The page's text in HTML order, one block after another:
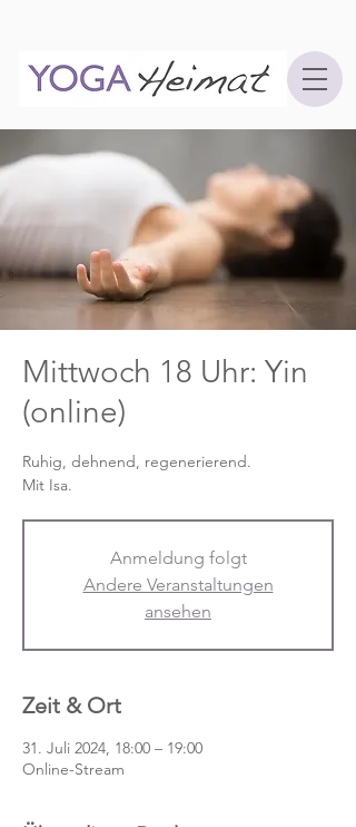
Mittwoch 18 Uhr: Yin
(online)
Ruhig, dehnend, regenerierend.
Mit Isa.
Anmeldung folgt
Andere Veranstaltungen
ansehen
Zeit & Ort
31. Juli 2024, 18:00 – 19:00
Online-Stream